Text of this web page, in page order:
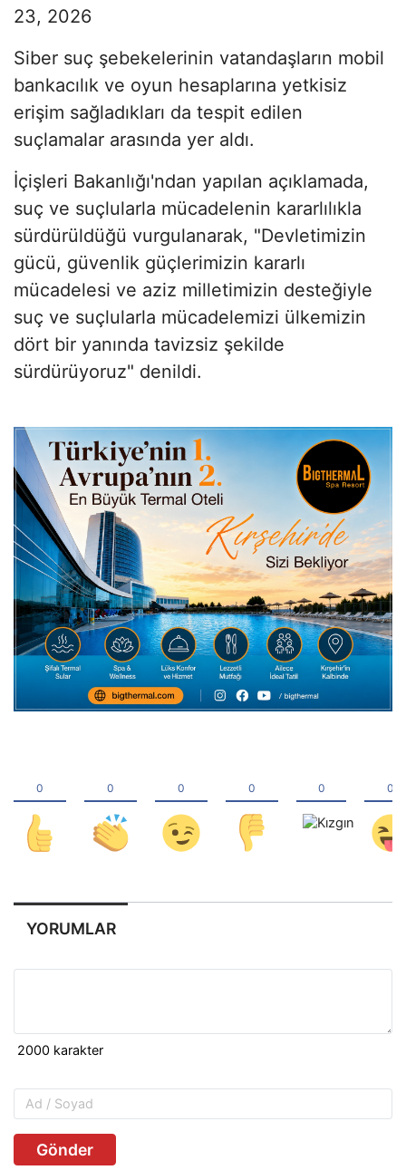
23, 2026
Siber suç şebekelerinin vatandaşların mobil
bankacılık ve oyun hesaplarına yetkisiz
erişim sağladıkları da tespit edilen
suçlamalar arasında yer aldı.
İçişleri Bakanlığı'ndan yapılan açıklamada,
suç ve suçlularla mücadelenin kararlılıkla
sürdürüldüğü vurgulanarak, "Devletimizin
gücü, güvenlik güçlerimizin kararlı
mücadelesi ve aziz milletimizin desteğiyle
suç ve suçlularla mücadelemizi ülkemizin
dört bir yanında tavizsiz şekilde
sürdürüyoruz" denildi.
YORUMLAR
Gönder